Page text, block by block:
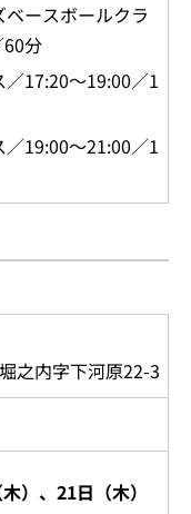
ースボールクラ
分
17:20～19:00／1
19:00～21:00／1
之内字下河原22-3
）、21日（木）